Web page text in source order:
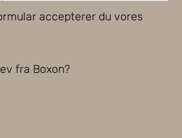
accepterer du vores
fra Boxon?